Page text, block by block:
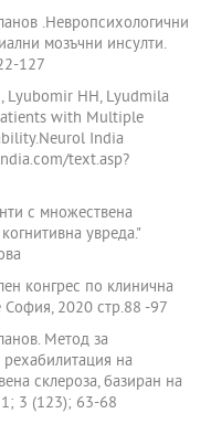
.Невропсихологични
мозъчни инсулти.
127
Lyubomir HH, Lyudmila
with Multiple
India
text.asp?
с множествена
увреда."
конгрес по клинична
2020 стр.88 -97
Метод за
на
склероза, базиран на
3 (123); 63-68